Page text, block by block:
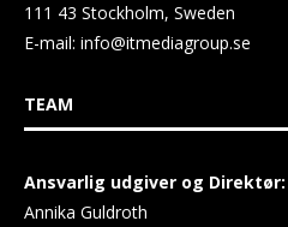
111 43 Stockholm, Sweden
E-mail: info@itmediagroup.se
TEAM
Ansvarlig udgiver og Direktør:
Annika Guldroth